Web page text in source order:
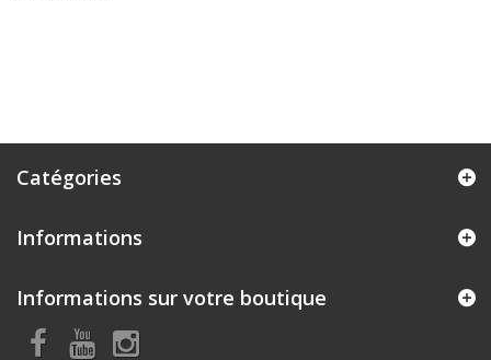
Catégories
Informations
Informations sur votre boutique